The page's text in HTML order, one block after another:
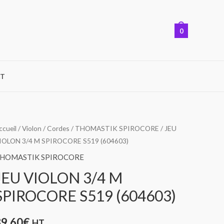
0
/Violon /Cordes / THOMASTIK SPIROCORE / JEU
3/4 M SPIROCORE S519 (604603)
SPIROCORE
VIOLON 3/4 M
S519 (604603)
4